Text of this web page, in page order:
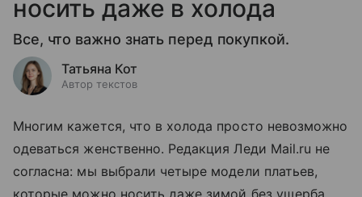
носить даже в холода
Все, что важно знать перед покупкой.
Татьяна Кот
Автор текстов
Многим кажется, что в холода просто невозможно
одеваться женственно. Редакция Леди Mail.ru не
согласна: мы выбрали четыре модели платьев,
которые можно носить даже зимой без ущерба